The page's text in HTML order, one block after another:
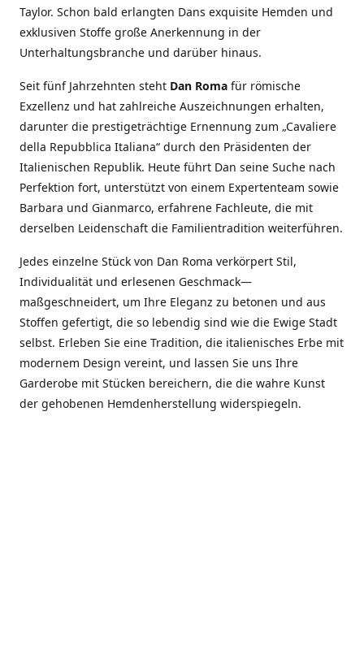
Taylor. Schon bald erlangten Dans exquisite Hemden und
exklusiven Stoffe große Anerkennung in der
Unterhaltungsbranche und darüber hinaus.
Seit fünf Jahrzehnten steht Dan Roma für römische
Exzellenz und hat zahlreiche Auszeichnungen erhalten,
darunter die prestigeträchtige Ernennung zum „Cavaliere
della Repubblica Italiana“ durch den Präsidenten der
Italienischen Republik. Heute führt Dan seine Suche nach
Perfektion fort, unterstützt von einem Expertenteam sowie
Barbara und Gianmarco, erfahrene Fachleute, die mit
derselben Leidenschaft die Familientradition weiterführen.
Jedes einzelne Stück von Dan Roma verkörpert Stil,
Individualität und erlesenen Geschmack—
maßgeschneidert, um Ihre Eleganz zu betonen und aus
Stoffen gefertigt, die so lebendig sind wie die Ewige Stadt
selbst. Erleben Sie eine Tradition, die italienisches Erbe mit
modernem Design vereint, und lassen Sie uns Ihre
Garderobe mit Stücken bereichern, die die wahre Kunst
der gehobenen Hemdenherstellung widerspiegeln.